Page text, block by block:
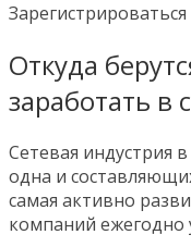
Откуда
заработать в
Сетевая индустрия
одна и
самая активно
компаний ежегодно